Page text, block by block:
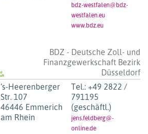
bdz-westfalen@bdz-
westfalen.eu
www.bdz.eu
BDZ - Deutsche Zoll- und
Finanzgewerkschaft Bezirk
Düsseldorf
’s-Heerenberger
Str. 107
46446 Emmerich
am Rhein
Tel.:+49 2822 /
791195
(geschäftl.)
jens.feldberg@-
online.de